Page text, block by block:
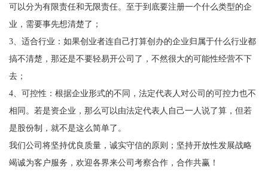
可以分为有限责任和无限责任。至于到底要注册一个什么类型的企
业，需要事先想清楚了；
3、适合行业：如果创业者连自己打算创办的企业归属于什么行业都
搞不清楚，那还是不要轻易开公司了，不然很大的可能性经营不下
去；
4、可控性：根据企业形式的不同，法定代表人对公司的可控力也不
相同。若是资企业，那么可以由法定代表人自己一人说了算，但若
是股份制，就不是这么简单了。
我们公司将坚持优良质量，诚实守信的原则；坚持开放性发展战略
竭诚为客户服务，欢迎各界来公司考察合作，合作共赢！